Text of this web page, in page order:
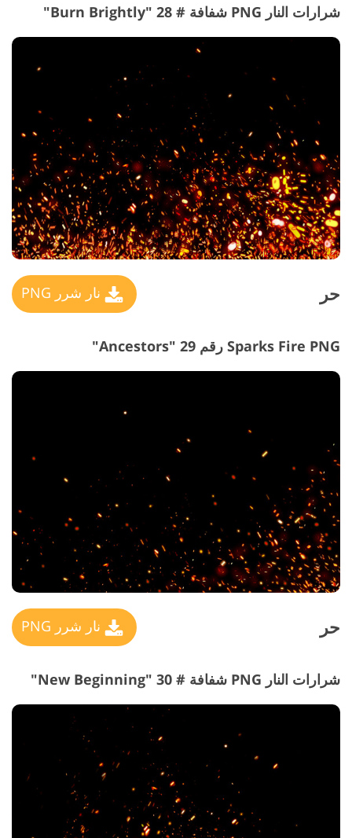
شرارات النار PNG شفافة # 28 "Burn Brightly"
حر نار شرر PNG
Sparks Fire PNG رقم 29 "Ancestors"
حر نار شرر PNG
شرارات النار PNG شفافة # 30 "New Beginning"